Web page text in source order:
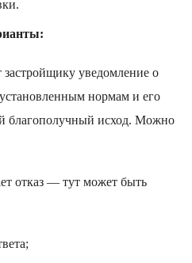
застройщику уведомление о
нормам и его
благополучный исход. Можно
отказ — тут может быть